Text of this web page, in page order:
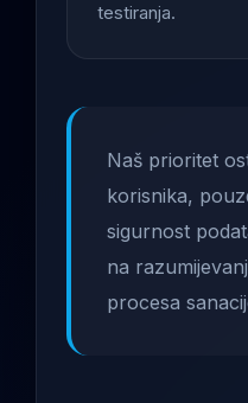
testiranja.
Naš prioritet
korisnika,
sigurnost
na
procesa